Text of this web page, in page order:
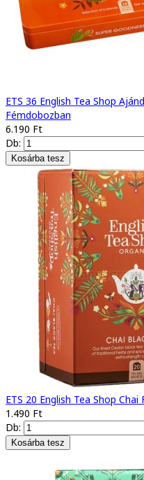
ETS 36 English Tea Shop
Fémdobozban
6.190 Ft
Db:
ETS 20 English Tea Shop Chai
1.490 Ft
Db: